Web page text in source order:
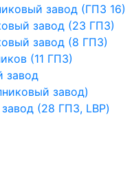
завод (ГПЗ 16)
завод (23 ГПЗ)
завод (8 ГПЗ)
(11 ГПЗ)
завод
завод)
(28 ГПЗ, LBP)